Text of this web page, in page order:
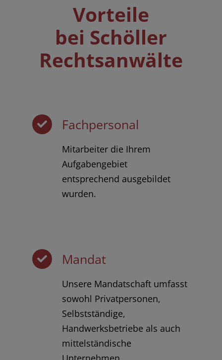
Vorteile
bei Schöller
Rechtsanwälte
Fachpersonal
Mitarbeiter die Ihrem
Aufgabengebiet
entsprechend ausgebildet
wurden.
Mandat
Unsere Mandatschaft umfasst
sowohl Privatpersonen,
Selbstständige,
Handwerksbetriebe als auch
mittelständische